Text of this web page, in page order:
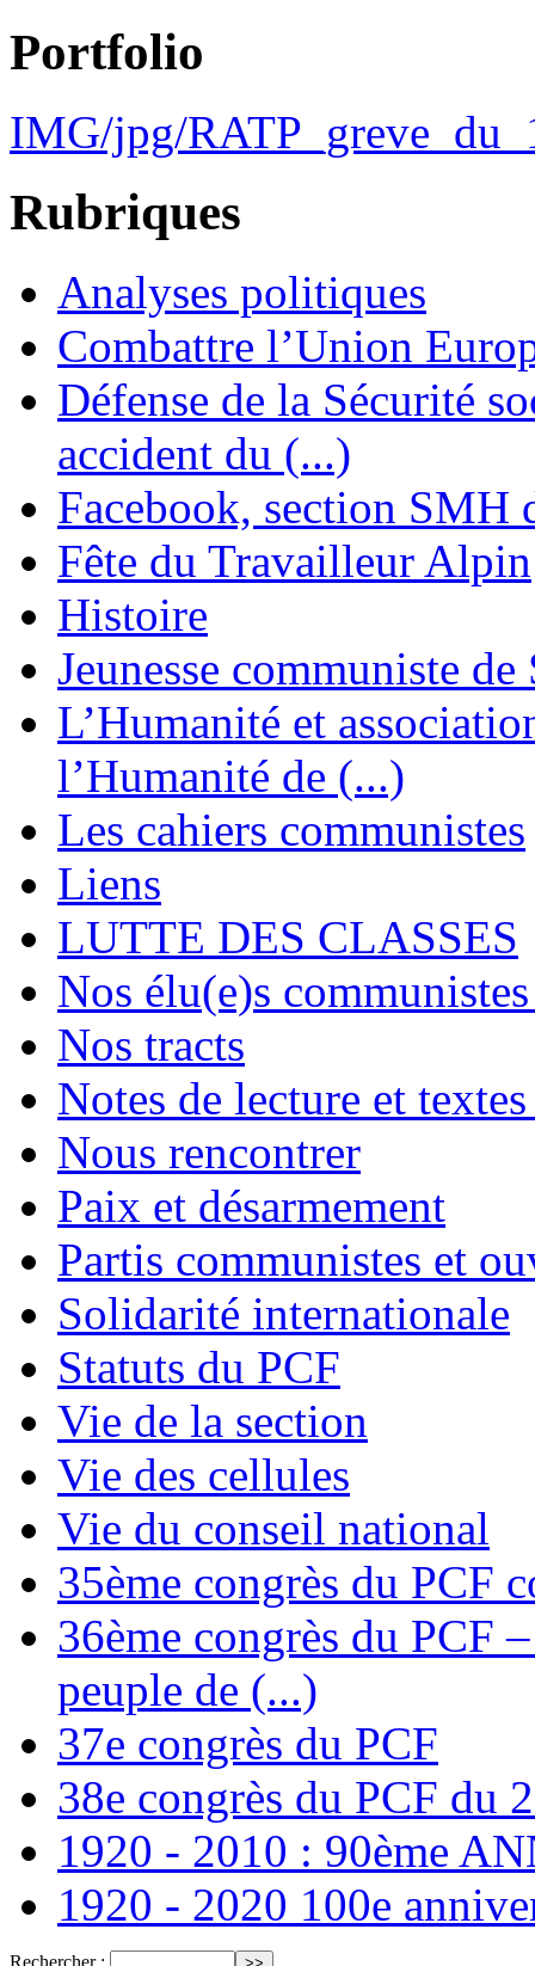
Portfolio
IMG/jpg/
Rubriques
Analyses politiques
Combattre l’Union
Défense de la Sécurité
accident du (...)
Facebook, section SMH
Fête du Travailleur Alpin
Histoire
Jeunesse communiste
L’Humanité et
l’Humanité de (...)
Les cahiers communistes
Liens
LUTTE DES CLASSES
Nos élu(e)s
Nos tracts
Notes de lecture et
Nous rencontrer
Paix et désarmement
Partis communistes et
Solidarité internationale
Statuts du PCF
Vie de la section
Vie des cellules
Vie du conseil national
35ème congrès du PCF
36ème congrès du PCF
peuple de (...)
37e congrès du PCF
38e congrès du PCF du
1920 - 2010 : 90ème
1920 - 2020 100e
Rechercher :